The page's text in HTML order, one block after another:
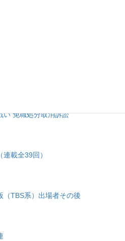
い 免職処分取消訴訟
載全39回）
（TBS系）出場者その後